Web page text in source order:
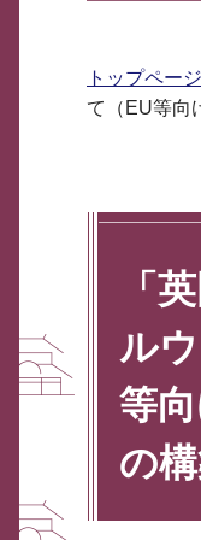
トップページ
て（EU等向
「
ル
等
の構